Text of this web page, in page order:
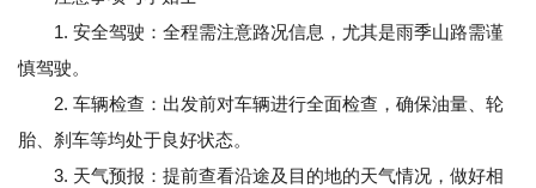
1. 安全驾驶：全程需注意路况信息，尤其是雨季山路需谨
慎驾驶。
2. 车辆检查：出发前对车辆进行全面检查，确保油量、轮
胎、刹车等均处于良好状态。
3. 天气预报：提前查看沿途及目的地的天气情况，做好相